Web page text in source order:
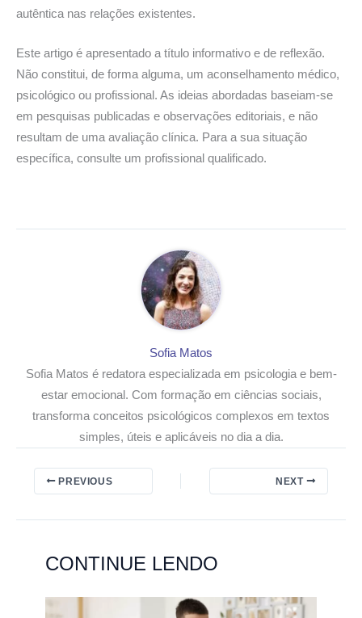
autêntica nas relações existentes.
Este artigo é apresentado a título informativo e de reflexão.
Não constitui, de forma alguma, um aconselhamento médico,
psicológico ou profissional. As ideias abordadas baseiam-se
em pesquisas publicadas e observações editoriais, e não
resultam de uma avaliação clínica. Para a sua situação
específica, consulte um profissional qualificado.
Sofia Matos
Sofia Matos é redatora especializada em psicologia e bem-
estar emocional. Com formação em ciências sociais,
transforma conceitos psicológicos complexos em textos
simples, úteis e aplicáveis no dia a dia.
PREVIOUS NEXT
CONTINUE LENDO